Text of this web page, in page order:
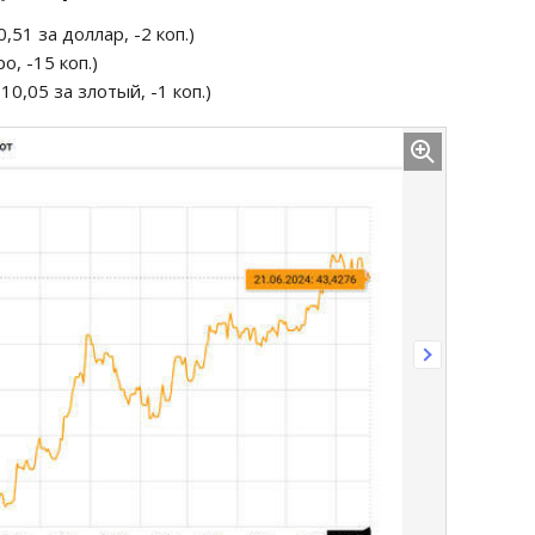
за доллар, -2 коп.)
-15 коп.)
за злотый, -1 коп.)